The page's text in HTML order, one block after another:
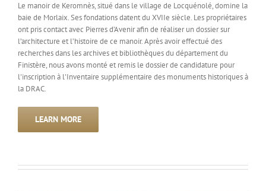
Le manoir de Keromnès, situé dans le village de Locquénolé, domine la
baie de Morlaix. Ses fondations datent du XVIIe siècle. Les propriétaires
ont pris contact avec Pierres d’Avenir afin de réaliser un dossier sur
l’architecture et l’histoire de ce manoir. Après avoir effectué des
recherches dans les archives et bibliothèques du département du
Finistère, nous avons monté et remis le dossier de candidature pour
l'inscription à l'Inventaire supplémentaire des monuments historiques à
la DRAC.
LEARN MORE